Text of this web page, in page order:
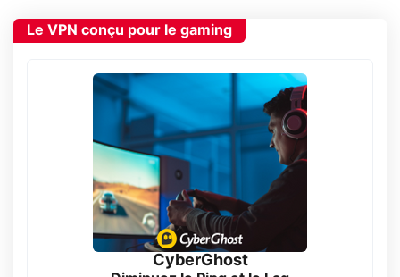
Le VPN conçu pour le gaming
CyberGhost